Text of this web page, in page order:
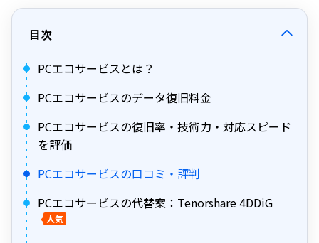
目次
PCエコサービスとは？
PCエコサービスのデータ復旧料金
PCエコサービスの復旧率・技術力・対応スピード
を評価
PCエコサービスの口コミ・評判
PCエコサービスの代替案：Tenorshare 4DDiG
人気